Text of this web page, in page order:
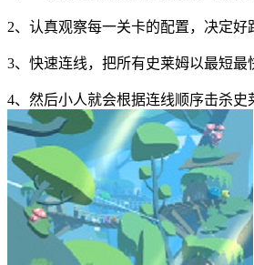
2、认真观察每一关卡的配置，决定好
3、快速连线，把所有史莱姆以最短最
4、然后小人就会根据连线顺序击杀史